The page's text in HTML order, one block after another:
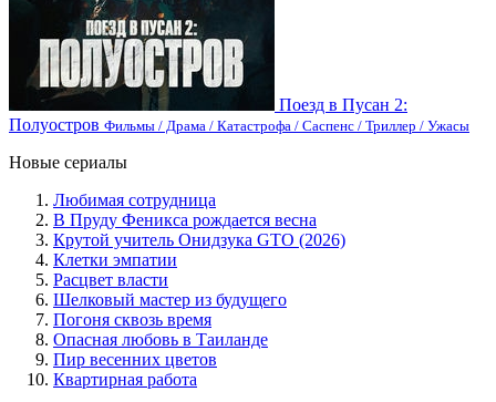
Поезд в Пусан 2:
Полуостров Фильмы / Драма / Катастрофа / Саспенс / Триллер / Ужасы
Новые сериалы
Любимая сотрудница
В Пруду Феникса рождается весна
Крутой учитель Онидзука GTO (2026)
Клетки эмпатии
Расцвет власти
Шелковый мастер из будущего
Погоня сквозь время
Опасная любовь в Таиланде
Пир весенних цветов
Квартирная работа